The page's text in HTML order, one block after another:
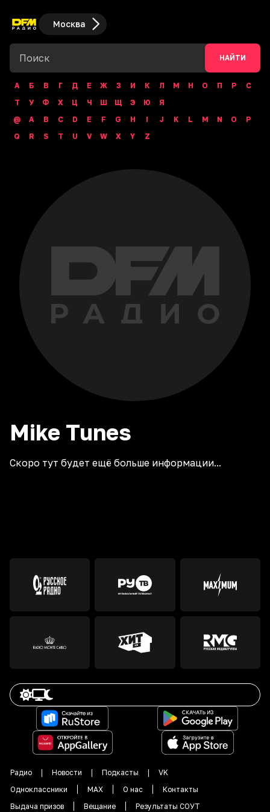
Москва
НАЙТИ
А Б В Г Д Е Ж З И К Л М Н О П Р
С
Т
У Ф Х Ц Ч Ш Щ Э Ю
Я
@
A B C D E F G H I J K L M N O
P
Q
R S T U V W X Y Z
Mike Tunes
Скоро тут будет ещё больше информации...
Радио Новости Подкасты
VK
Одноклассники
MAX О нас
Контакты
Выдача призов
Вещание Результаты СОУТ